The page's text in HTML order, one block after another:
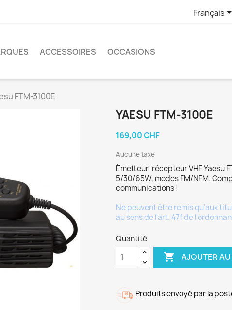
Français
ACCESSOIRES OCCASIONS
FTM-3100E
YAESU FTM-3100E
169,00 CHF
Aucune taxe
Émetteur-récepteur VHF Yaesu
5/30/65W, modes FM/NFM.
communications !
Ne peuvent être remis qu'aux
au sens de l'art. 47f de
Quantité
 AJOUTER AU
Produits envoyé par la